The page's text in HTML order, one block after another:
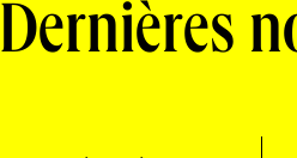
Dernières